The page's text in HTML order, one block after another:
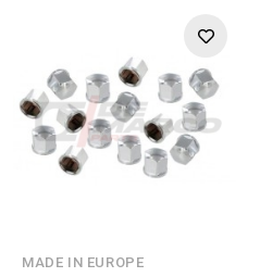
MADE IN EUROPE